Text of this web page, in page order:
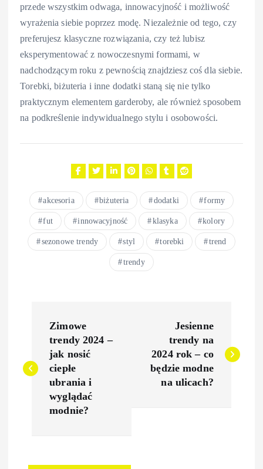
przede wszystkim odwaga, innowacyjność i możliwość
wyrażenia siebie poprzez modę. Niezależnie od tego, czy
preferujesz klasyczne rozwiązania, czy też lubisz
eksperymentować z nowoczesnymi formami, w
nadchodzącym roku z pewnością znajdziesz coś dla siebie.
Torebki, biżuteria i inne dodatki staną się nie tylko
praktycznym elementem garderoby, ale również sposobem
na podkreślenie indywidualnego stylu i osobowości.
akcesoria biżuteria dodatki formy
fut innowacyjność klasyka kolory
sezonowe trendy styl torebki trend
trendy
w
a
Zimowe
trendy 2024 –
jak nosić
ciepłe
ubrania i
wyglądać
modnie?
Jesienne
trendy na
2024 rok – co
będzie modne
na ulicach?